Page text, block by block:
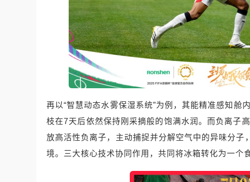
再以“智慧动态水雾保湿系统”为例，其能精准感知舱
枝在7天后依然保持刚采摘般的饱满水润。而负离子
放高活性负离子，主动捕捉并分解空气中的异味分子
境。三大核心技术协同作用，共同将冰箱转化为一个